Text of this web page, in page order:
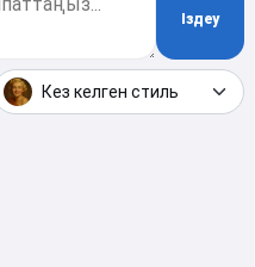
Іздеу
Кез келген стиль